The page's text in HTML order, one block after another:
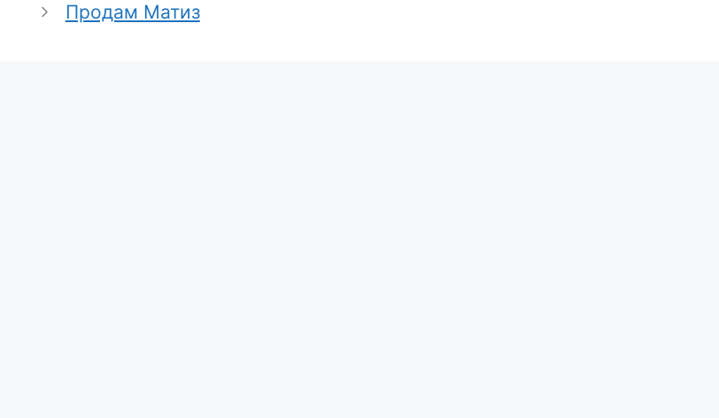
Продам Матиз